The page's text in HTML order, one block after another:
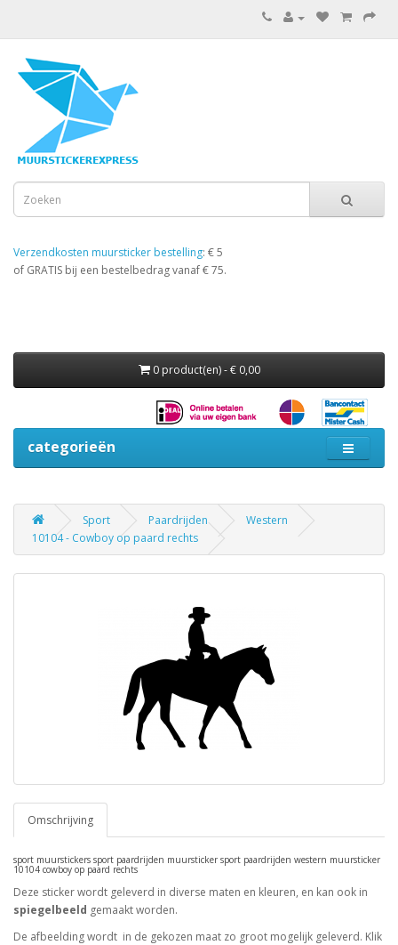
Verzendkosten muursticker bestelling: € 5
of GRATIS bij een bestelbedrag vanaf € 75.
0 product(en) - € 0,00
categorieën
Sport Paardrijden
Western
10104 - Cowboy op paard rechts
Omschrijving
sport muurstickers sport paardrijden muursticker sport paardrijden western muursticker
10104 cowboy op paard rechts
Deze sticker wordt geleverd in diverse maten en kleuren, en kan ook in
spiegelbeeld gemaakt worden.
De afbeelding wordt in de gekozen maat zo groot mogelijk geleverd. Klik